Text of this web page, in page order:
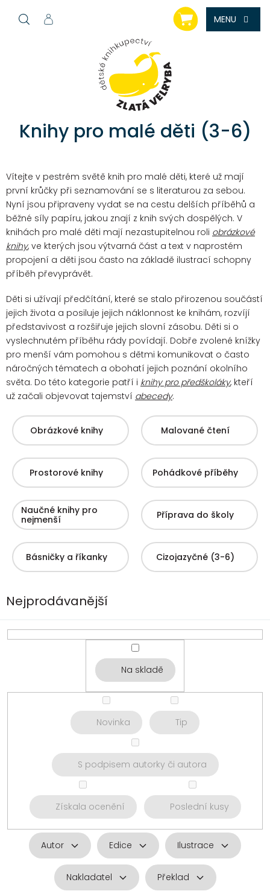
NÁKUPNÍ
KOŠÍK
Knihy pro malé děti (3-6)
Vítejte v pestrém světě knih pro malé děti, které už mají
první krůčky při seznamování se s literaturou za sebou.
Nyní jsou připraveny vydat se na cestu delších příběhů a
běžné síly papíru, jakou znají z knih svých dospělých. V
knihách pro malé děti mají nezastupitelnou roli obrázkové
knihy, ve kterých jsou výtvarná část a text v naprostém
propojení a děti jsou často na základě ilustrací schopny
příběh převyprávět.
Děti si užívají předčítání, které se stalo přirozenou součástí
jejich života a posiluje jejich náklonnost ke knihám, rozvíjí
představivost a rozšiřuje jejich slovní zásobu. Děti si o
vyslechnutém příběhu rády povídají. Dobře zvolené knížky
pro menší vám pomohou s dětmi komunikovat o často
náročných tématech a obohatí jejich poznání okolního
světa. Do této kategorie patří i knihy pro předškoláky, kteří
už začali objevovat tajemství abecedy.
Obrázkové knihy Malované čtení
Prostorové knihy Pohádkové příběhy
Naučné knihy pro
nejmenší
Příprava do školy
Básničky a říkanky Cizojazyčné (3-6)
Nejprodávanější
Na skladě
Novinka Tip
S podpisem autorky či autora
Získala ocenění Poslední kusy
Autor Edice Ilustrace
Nakladatel Překlad